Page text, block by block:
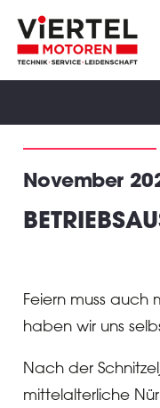
November
Feiern muss auch
haben wir uns
Nach der
mittelalterliche